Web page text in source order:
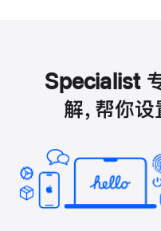
Specialist
解，帮你设